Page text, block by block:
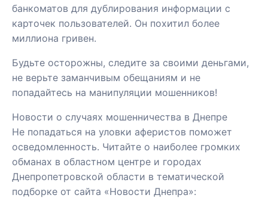
банкоматов для дублирования информации с
карточек пользователей. Он похитил более
миллиона гривен.
Будьте осторожны, следите за своими деньгами,
не верьте заманчивым обещаниям и не
попадайтесь на манипуляции мошенников!
Новости о случаях мошенничества в Днепре
Не попадаться на уловки аферистов поможет
осведомленность. Читайте о наиболее громких
обманах в областном центре и городах
Днепропетровской области в тематической
подборке от сайта «Новости Днепра»: